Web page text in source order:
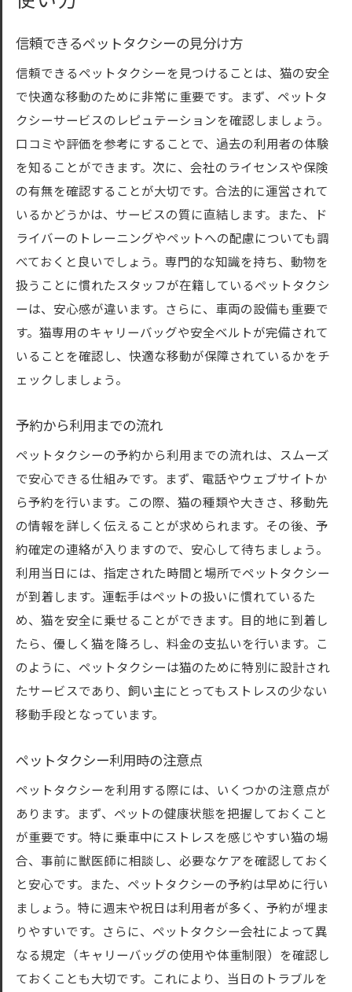
信頼できるペットタクシーの見分け方
信頼できるペットタクシーを見つけることは、猫の安全
で快適な移動のために非常に重要です。まず、ペットタ
クシーサービスのレピュテーションを確認しましょう。
口コミや評価を参考にすることで、過去の利用者の体験
を知ることができます。次に、会社のライセンスや保険
の有無を確認することが大切です。合法的に運営されて
いるかどうかは、サービスの質に直結します。また、ド
ライバーのトレーニングやペットへの配慮についても調
べておくと良いでしょう。専門的な知識を持ち、動物を
扱うことに慣れたスタッフが在籍しているペットタクシ
ーは、安心感が違います。さらに、車両の設備も重要で
す。猫専用のキャリーバッグや安全ベルトが完備されて
いることを確認し、快適な移動が保障されているかをチ
ェックしましょう。
予約から利用までの流れ
ペットタクシーの予約から利用までの流れは、スムーズ
で安心できる仕組みです。まず、電話やウェブサイトか
ら予約を行います。この際、猫の種類や大きさ、移動先
の情報を詳しく伝えることが求められます。その後、予
約確定の連絡が入りますので、安心して待ちましょう。
利用当日には、指定された時間と場所でペットタクシー
が到着します。運転手はペットの扱いに慣れているた
め、猫を安全に乗せることができます。目的地に到着し
たら、優しく猫を降ろし、料金の支払いを行います。こ
のように、ペットタクシーは猫のために特別に設計され
たサービスであり、飼い主にとってもストレスの少ない
移動手段となっています。
ペットタクシー利用時の注意点
ペットタクシーを利用する際には、いくつかの注意点が
あります。まず、ペットの健康状態を把握しておくこと
が重要です。特に乗車中にストレスを感じやすい猫の場
合、事前に獣医師に相談し、必要なケアを確認しておく
と安心です。また、ペットタクシーの予約は早めに行い
ましょう。特に週末や祝日は利用者が多く、予約が埋ま
りやすいです。さらに、ペットタクシー会社によって異
なる規定（キャリーバッグの使用や体重制限）を確認し
ておくことも大切です。これにより、当日のトラブルを